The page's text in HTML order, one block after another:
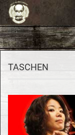
TASCHEN